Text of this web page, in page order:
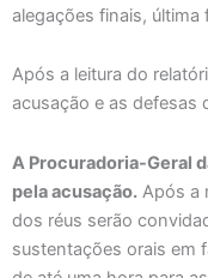
alegações finais,
Após a leitura do
acusação e as defesas
A Procuradoria-Geral
pela acusação. Após a
dos réus serão
sustentações orais em